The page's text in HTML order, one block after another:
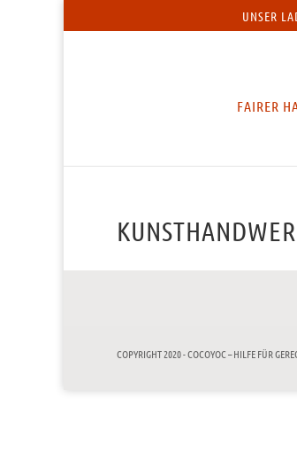
UNSER
FAIRER
COPYRIGHT 2020 - COCOYOC – HILFE FÜR